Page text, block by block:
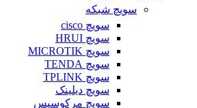
سویچ شبکه
سویچ cisco
سویچ HRUI
سویچ MICROTIK
سویچ TENDA
سویچ TPLINK
سویچ دیلینک
سویچ مرکوسیس